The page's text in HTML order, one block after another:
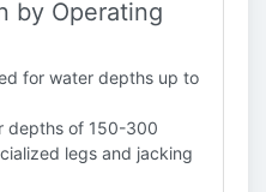
by Operating
for water depths up to
depths of 150-300
legs and jacking